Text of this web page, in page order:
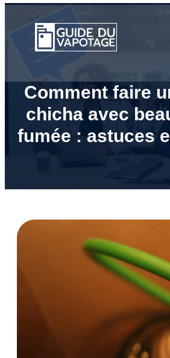
Comment faire
chicha avec
fumée : astuces